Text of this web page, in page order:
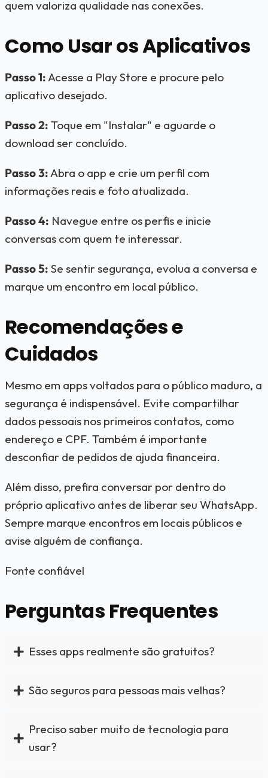
quem valoriza qualidade nas conexões.
Como Usar os Aplicativos
Passo 1:Acesse a Play Store e procure pelo
aplicativo desejado.
Passo 2: Toque em "Instalar" e aguarde o
download ser concluído.
Passo 3:Abra o app e crie um perfil com
informações reais e foto atualizada.
Passo 4: Navegue entre os perfis e inicie
conversas com quem te interessar.
Passo 5: Se sentir segurança, evolua a conversa e
marque um encontro em local público.
Recomendações e
Cuidados
Mesmo em apps voltados para o público maduro, a
segurança é indispensável. Evite compartilhar
dados pessoais nos primeiros contatos, como
endereço e CPF. Também é importante
desconfiar de pedidos de ajuda financeira.
Além disso, prefira conversar por dentro do
próprio aplicativo antes de liberar seu WhatsApp.
Sempre marque encontros em locais públicos e
avise alguém de confiança.
Fonte confiável
Perguntas Frequentes
Esses apps realmente são gratuitos?
São seguros para pessoas mais velhas?
Preciso saber muito de tecnologia para
usar?